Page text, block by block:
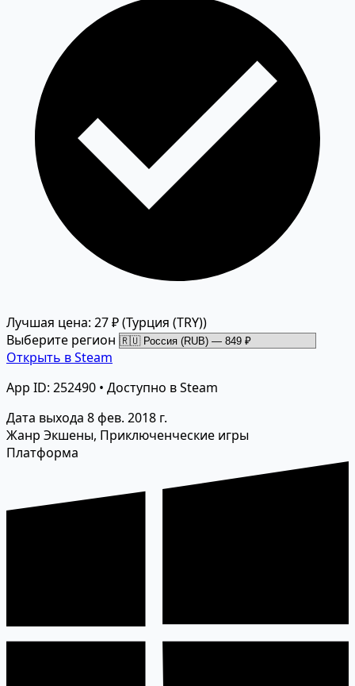
Лучшая цена: 27 ₽(Турция (TRY))
Выберите регион
Открыть в Steam
App ID: 252490 • Доступно в Steam
Дата выхода 8 фев. 2018 г.
Жанр Экшены, Приключенческие игры
Платформа